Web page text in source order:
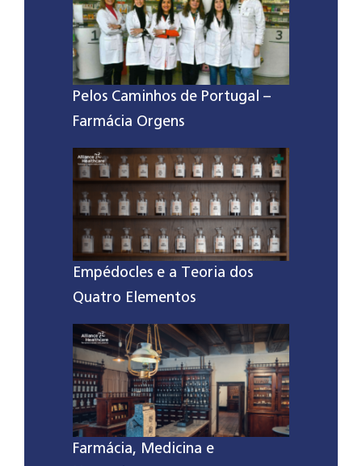
Pelos Caminhos de Portugal –
Farmácia Orgens
Empédocles e a Teoria dos
Quatro Elementos
Farmácia, Medicina e